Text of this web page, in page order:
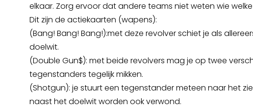
elkaar. Zorg ervoor dat andere teams niet weten wie
Dit zijn de actiekaarten (wapens):
(Bang! Bang! Bang!):met deze revolver schiet je als
doelwit.
(Double Gun$): met beide revolvers mag je op twee
tegenstanders tegelijk mikken.
(Shotgun): je stuurt een tegenstander meteen naar het
naast het doelwit worden ook verwond.